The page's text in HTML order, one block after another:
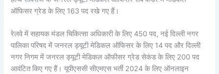
ऑफिसर ग्रेड के लिए 163 पद रखे गए हैं।
रेलवे में सहायक मंडल चिकित्सा अधिकारी के लिए 450 पद, नई दिल्ली नगर
पालिका परिषद में जनरल ड्यूटी मेडिकल ऑफिसर के लिए 14 पद और दिल्ली
नगर निगम में जनरल ड्यूटी मेडिकल ऑफीसर ग्रेड सेकंड के लिए 200 पद
आवंटित किए गए हैं। यूपीएससी सीएमएस भर्ती 2024 के लिए ऑनलाइन